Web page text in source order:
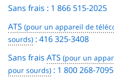
Sans frais : 1 866 515-2025
ATS
: 416 325-3408
Sans frais ATS
: 1 800 268-7095